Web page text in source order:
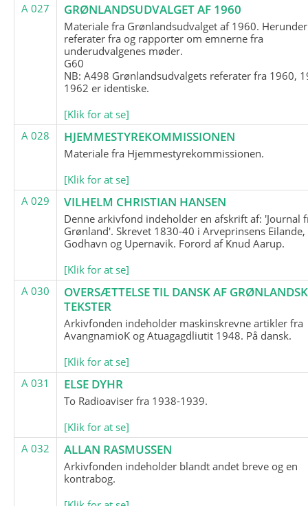
A 027
GRØNLANDSUDVALGET AF 1960
Materiale fra Grønlandsudvalget af 1960. Herunder
referater fra og rapporter om emnerne fra
underudvalgenes møder.
G60
NB: A498 Grønlandsudvalgets referater fra 1960,
1962 er identiske.
[Klik for at se]
A 028
HJEMMESTYREKOMMISSIONEN
Materiale fra Hjemmestyrekommissionen.
[Klik for at se]
A 029
VILHELM CHRISTIAN HANSEN
Denne arkivfond indeholder en afskrift af: 'Journal
Grønland'. Skrevet 1830-40 i Arveprinsens Eilande,
Godhavn og Upernavik. Forord af Knud Aarup.
[Klik for at se]
A 030
OVERSÆTTELSE TIL DANSK AF
TEKSTER
Arkivfonden indeholder maskinskrevne artikler fra
AvangnamioK og Atuagagdliutit 1948. På dansk.
[Klik for at se]
A 031
ELSE DYHR
To Radioaviser fra 1938-1939.
[Klik for at se]
A 032
ALLAN RASMUSSEN
Arkivfonden indeholder blandt andet breve og en
kontrabog.